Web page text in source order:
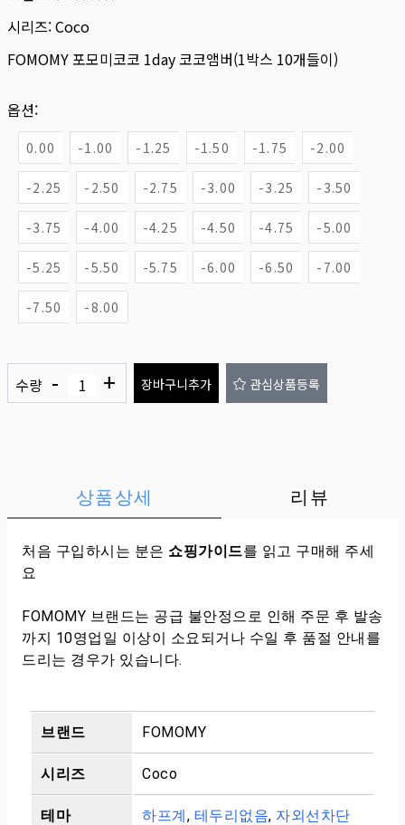
시리즈:Coco
FOMOMY 포모미코코 1day 코코앰버(1박스 10개들이)
옵션:
0.00 -1.00 -1.25 -1.50 -1.75 -2.00
-2.25 -2.50 -2.75 -3.00 -3.25 -3.50
-3.75 -4.00 -4.25 -4.50 -4.75 -5.00
-5.25 -5.50 -5.75 -6.00 -6.50 -7.00
-7.50 -8.00
수량 - + 장바구니추가 관심상품등록
상품상세 리뷰
처음 구입하시는 분은 쇼핑가이드를 읽고 구매해 주세
요
FOMOMY 브랜드는 공급 불안정으로 인해 주문 후 발송
까지 10영업일 이상이 소요되거나 수일 후 품절 안내를
드리는 경우가 있습니다.
브랜드 FOMOMY
시리즈 Coco
테마 하프계, 테두리없음, 자외선차단